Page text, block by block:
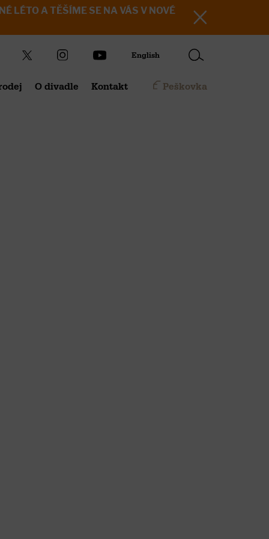
LÉTO A TĚŠÍME SE NA VÁS V NOVÉ
English
O divadle Kontakt Peškovka